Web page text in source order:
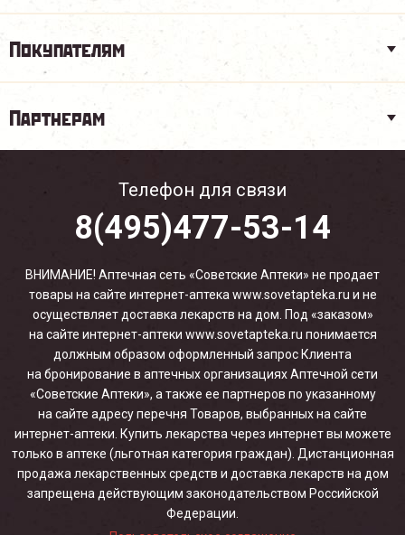
Покупателям
Партнерам
Телефон для связи
8(495)477-53-14
ВНИМАНИЕ! Аптечная сеть «Советские Аптеки» не продает
товары на сайте интернет-аптека www.sovetapteka.ru и не
осуществляет доставка лекарств на дом. Под «заказом»
на сайте интернет-аптеки www.sovetapteka.ru понимается
должным образом оформленный запрос Клиента
на бронирование в аптечных организациях Аптечной сети
«Советские Аптеки», а также ее партнеров по указанному
на сайте адресу перечня Товаров, выбранных на сайте
интернет-аптеки. Купить лекарства через интернет вы можете
только в аптеке (льготная категория граждан). Дистанционная
продажа лекарственных средств и доставка лекарств на дом
запрещена действующим законодательством Российской
Федерации.